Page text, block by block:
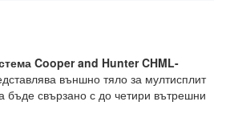
Cooper and Hunter CHML-
външно тяло за мултисплит
бъде свързано с до четири вътрешни